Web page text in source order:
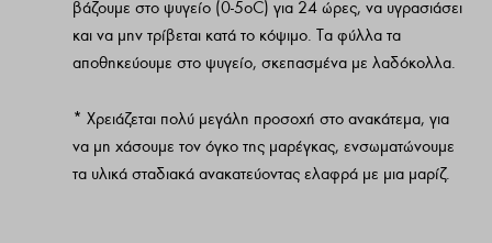
βάζουμε στο ψυγείο (0-5οC) για 24 ώρες, να υγρασιάσει
και να μην τρίβεται κατά το κόψιμο. Τα φύλλα τα
αποθηκεύουμε στο ψυγείο, σκεπασμένα με λαδόκολλα.
* Χρειάζεται πολύ μεγάλη προσοχή στο ανακάτεμα, για
να μη χάσουμε τον όγκο της μαρέγκας, ενσωματώνουμε
τα υλικά σταδιακά ανακατεύοντας ελαφρά με μια μαρίζ.